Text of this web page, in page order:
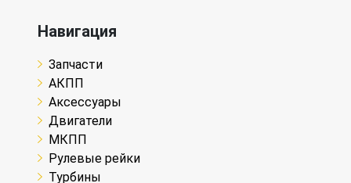
Навигация
Запчасти
АКПП
Аксессуары
Двигатели
МКПП
Рулевые рейки
Турбины